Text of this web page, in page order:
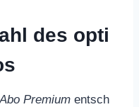
des opti
Premium entsch